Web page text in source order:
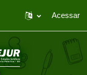
Acessar
Página inicial